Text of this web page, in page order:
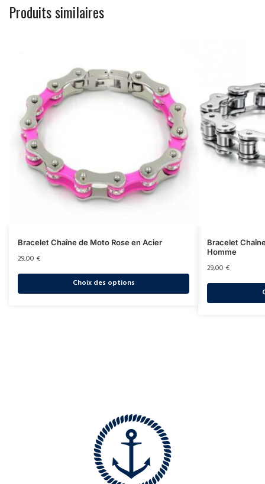
Produits similaires
Bracelet Chaîne de Moto Rose en Acier
29,00 €
Choix des options
Bracelet
Homme
29,00 €